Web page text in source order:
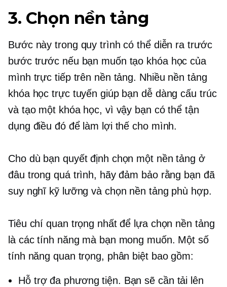
3. Chọn nền tảng
Bước này trong quy trình có thể diễn ra trước
bước trước nếu bạn muốn tạo khóa học của
mình trực tiếp trên nền tảng. Nhiều nền tảng
khóa học trực tuyến giúp bạn dễ dàng cấu trúc
và tạo một khóa học, vì vậy bạn có thể tận
dụng điều đó để làm lợi thế cho mình.
Cho dù bạn quyết định chọn một nền tảng ở
đâu trong quá trình, hãy đảm bảo rằng bạn đã
suy nghĩ kỹ lưỡng và chọn nền tảng phù hợp.
Tiêu chí quan trọng nhất để lựa chọn nền tảng
là các tính năng mà bạn mong muốn. Một số
tính năng quan trọng, phân biệt bao gồm:
Hỗ trợ đa phương tiện. Bạn sẽ cần tải lên